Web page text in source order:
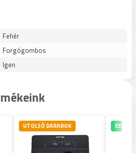
Fehér
Forgógombos
Igen
UTOLSÓ DARABOK